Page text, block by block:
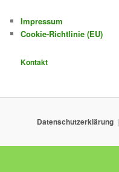
Impressum
Cookie-Richtlinie (EU)
Kontakt
Datenschutzerklärung